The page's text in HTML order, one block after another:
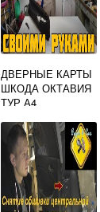
ДВЕРНЫЕ КАРТЫ
ШКОДА ОКТАВИЯ
ТУР А4